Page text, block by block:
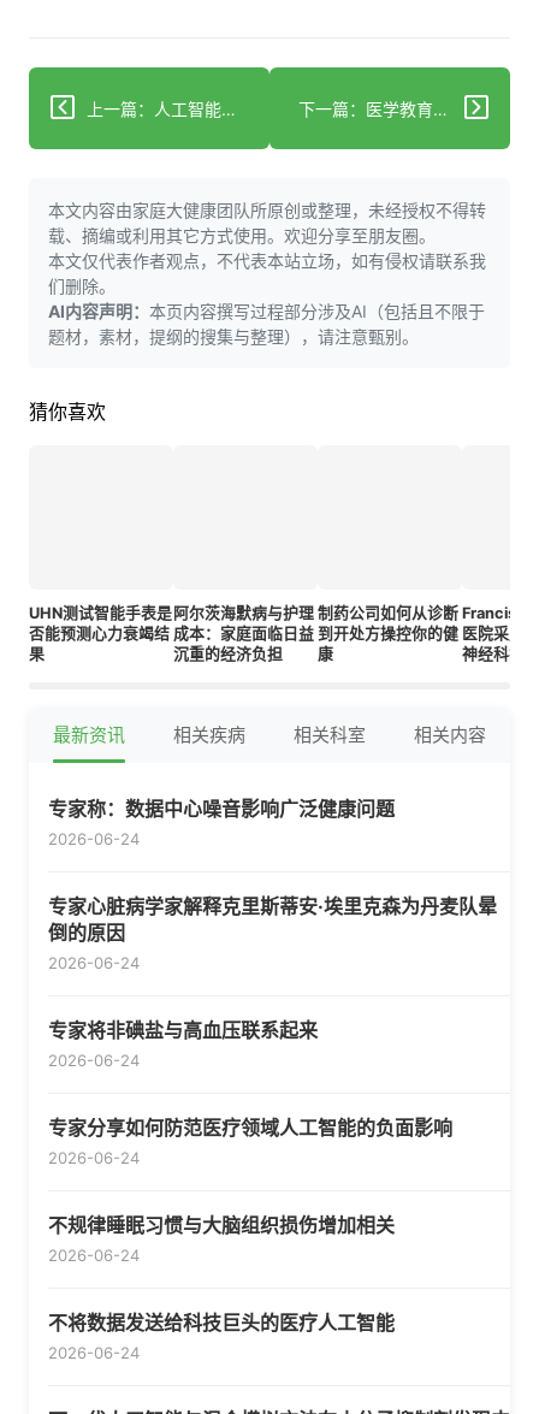
上一篇：人工智能和语音识别技术对未来医学转录服务的影响 下一篇：医学教育的革新：利用人工智能个性化学习体验与评估，培养未来医疗专业人员
本文内容由家庭大健康团队所原创或整理，未经授权不得转
载、摘编或利用其它方式使用。欢迎分享至朋友圈。
本文仅代表作者观点，不代表本站立场，如有侵权请联系我
们删除。
AI内容声明： 本页内容撰写过程部分涉及AI（包括且不限于
题材，素材，提纲的搜集与整理），请注意甄别。
猜你喜欢
UHN测试智能手表是
否能预测心力衰竭结
果
阿尔茨海默病与护理
成本：家庭面临日益
沉重的经济负担
制药公司如何从诊断
到开处方操控你的健
康
医院采用
神经科护
最新资讯 相关疾病 相关科室 相关内容
专家称：数据中心噪音影响广泛健康问题
2026-06-24
专家心脏病学家解释克里斯蒂安·埃里克森为丹麦队晕
倒的原因
2026-06-24
专家将非碘盐与高血压联系起来
2026-06-24
专家分享如何防范医疗领域人工智能的负面影响
2026-06-24
不规律睡眠习惯与大脑组织损伤增加相关
2026-06-24
不将数据发送给科技巨头的医疗人工智能
2026-06-24